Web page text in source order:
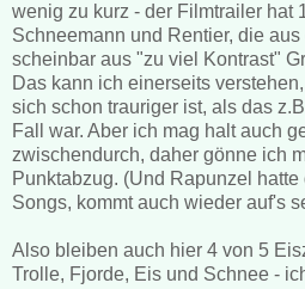
wenig zu kurz - der Filmtrailer hat
Schneemann und Rentier, die
scheinbar aus "zu viel Kontrast"
Das kann ich einerseits
sich schon trauriger ist, als das
Fall war. Aber ich mag halt auch
zwischendurch, daher gönne ich
Punktabzug. (Und Rapunzel
Songs, kommt auch wieder auf's
Also bleiben auch hier 4 von 5
Trolle, Fjorde, Eis und Schnee -